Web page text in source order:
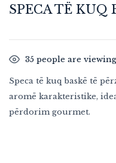
SPECA TË KUQ
35 people are
Speca të kuq baskë të
aromë karakteristike,
përdorim gourmet.